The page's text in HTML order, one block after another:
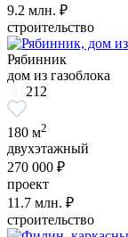
9.2 млн. ₽
строительство
Рябинник
дом из газоблока
212
180 м2
двухэтажный
270 000 ₽
проект
11.7 млн. ₽
строительство